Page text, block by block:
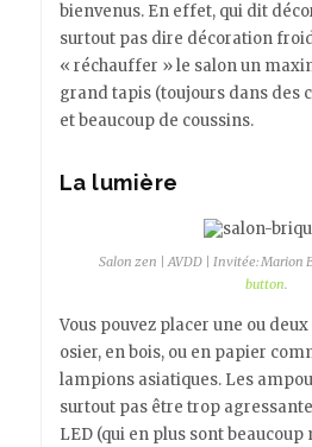
bienvenus. En effet, qui dit
surtout pas dire décoration
« réchauffer » le salon un
grand tapis (toujours dans des
et beaucoup de coussins.
La lumière
Salon zen | AVDD | Invitée: Marion
button.
Vous pouvez placer une ou
osier, en bois, ou en papier
lampions asiatiques. Les
surtout pas être trop
LED (qui en plus sont